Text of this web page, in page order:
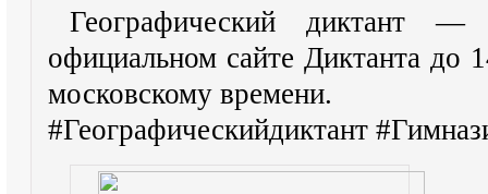
Географический диктант
официальном сайте Диктанта до
московскому времени.
#Географическийдиктант